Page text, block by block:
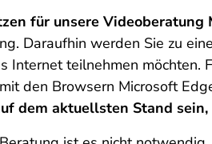
für unsere Videoberatung
Daraufhin werden Sie zu
Internet teilnehmen möchten.
den Browsern Microsoft
dem aktuellsten Stand